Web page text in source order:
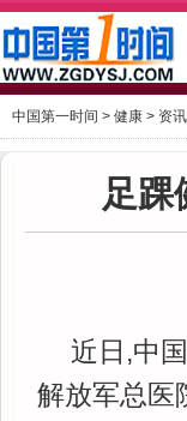
中国第一时间 > 健康 > 资讯
足踝
近日,中
解放军总医